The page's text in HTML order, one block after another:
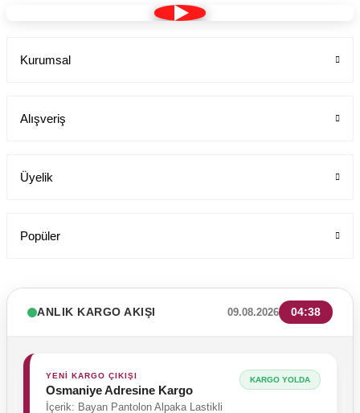
Kurumsal
Alışveriş
Üyelik
Popüler
ANLIK KARGO AKIŞI 09.08.2026 04:38
YENİ KARGO ÇIKIŞI
Osmaniye Adresine Kargo
İçerik: Bayan Pantolon Alpaka Lastikli
KARGO YOLDA